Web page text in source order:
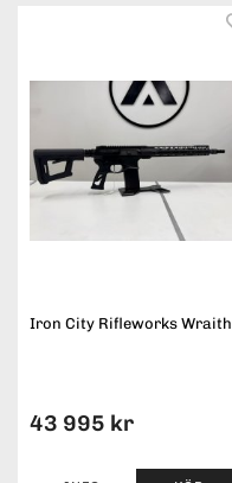
Iron City Rifleworks Wraith
43 995 kr